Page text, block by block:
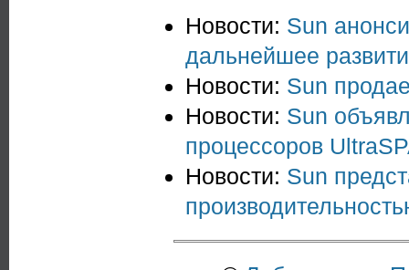
Новости: Sun
дальнейшее
Новости: Sun
Новости: Sun
процессоров
Новости: Sun